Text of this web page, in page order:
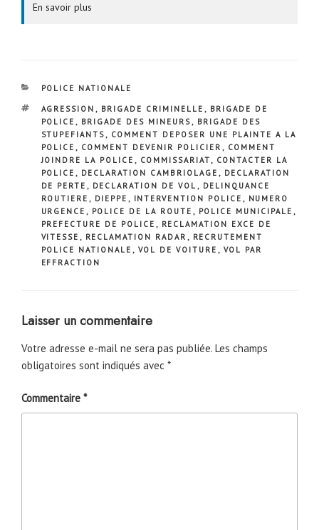
En savoir plus
CATÉGORIES
POLICE NATIONALE
ÉTIQUETTES
AGRESSION , BRIGADE CRIMINELLE , BRIGADE DE
POLICE , BRIGADE DES MINEURS, BRIGADE DES
STUPEFIANTS, COMMENT DEPOSER UNE PLAINTE A LA
POLICE , COMMENT DEVENIR POLICIER , COMMENT
JOINDRE LA POLICE , COMMISSARIAT, CONTACTER LA
POLICE , DECLARATION CAMBRIOLAGE , DECLARATION
DE PERTE , DECLARATION DE VOL , DELINQUANCE
ROUTIERE , DIEPPE , INTERVENTION POLICE , NUMERO
URGENCE , POLICE DE LA ROUTE , POLICE MUNICIPALE ,
PREFECTURE DE POLICE , RECLAMATION EXCE DE
VITESSE , RECLAMATION RADAR , RECRUTEMENT
POLICE NATIONALE , VOL DE VOITURE , VOL PAR
EFFRACTION
Laisser un commentaire
Votre adresse e-mail ne sera pas publiée. Les champs
obligatoires sont indiqués avec *
Commentaire *